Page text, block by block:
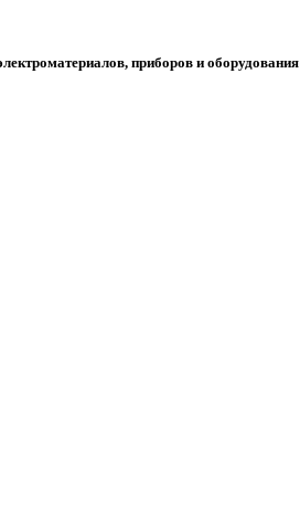
приборов и оборудования